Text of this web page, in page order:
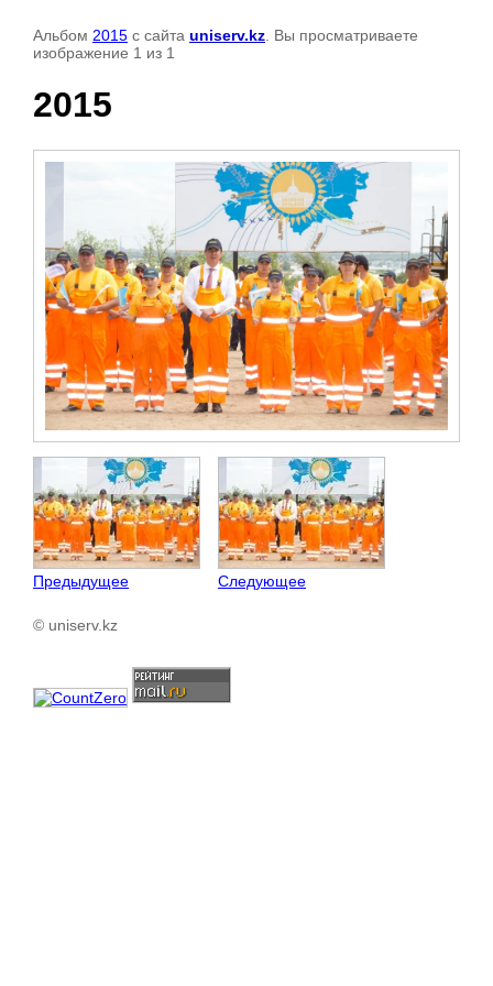
Альбом 2015 с сайта uniserv.kz . Вы просматриваете
изображение 1 из 1
2015
Предыдущее Следующее
© uniserv.kz